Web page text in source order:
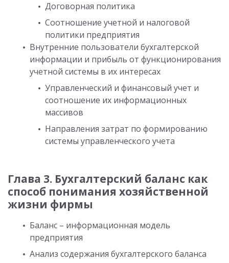
Договорная политика
Соотношение учетной и налоговой
политики предприятия
Внутренние пользователи бухгалтерской
информации и прибыль от функционирования
учетной системы в их интересах
Управленческий и финансовый учет и
соотношение их информационных
массивов
Направления затрат по формированию
системы управленческого учета
Глава 3. Бухгалтерский баланс как
способ понимания хозяйственной
жизни фирмы
Баланс – информационная модель
предприятия
Анализ содержания бухгалтерского баланса